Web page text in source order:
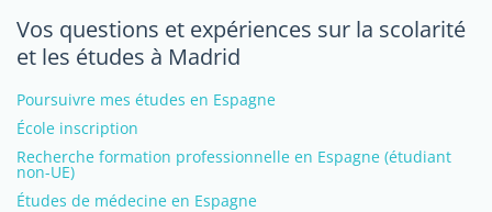
Vos questions et expériences sur la scolarité
et les études à Madrid
Poursuivre mes études en Espagne
École inscription
Recherche formation professionnelle en Espagne (étudiant
non-UE)
Études de médecine en Espagne